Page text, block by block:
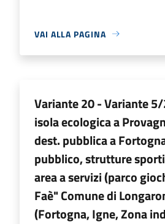
VAI ALLA PAGINA
Variante 20 - Variante
isola ecologica a
dest. pubblica a
pubblico, strutture
area a servizi (parco
Faè" Comune di
(Fortogna, Igne, Zona